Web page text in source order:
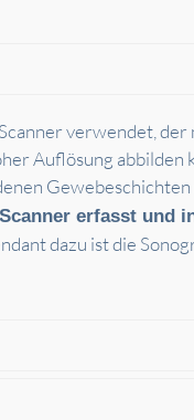
verwendet,
Auflösung abbilden
erfasst und
dazu ist die